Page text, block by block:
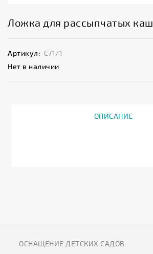
Ложка для рассыпчатых каш
Артикул: С71/1
Нет в наличии
ОПИСАНИЕ
ОСНАЩЕНИЕ ДЕТСКИХ САДОВ